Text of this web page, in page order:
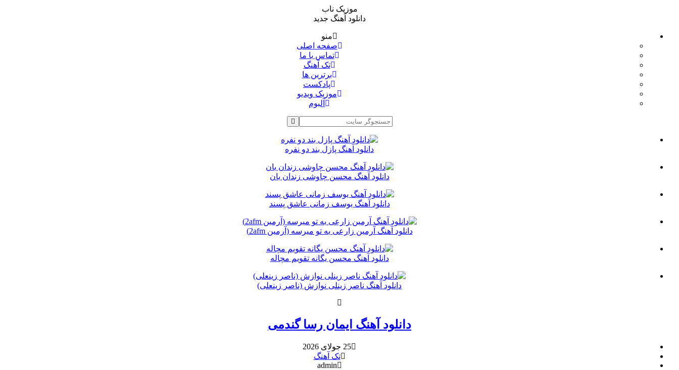
موزیک ناب
دانلود آهنگ جدید
منو
صفحه اصلی
تماس با ما
تک آهنگ
برترین ها
پادکست
موزیک ویدیو
آلبوم
دانلود آهنگ پازل بند دو نفره
دانلود آهنگ محسن چاوشی زندان بان
دانلود آهنگ یوسف زمانی عاشق پسند
دانلود آهنگ آرمین زارعی به تو میرسه (آرمین 2afm)
دانلود آهنگ محسن یگانه تقویم مچاله
دانلود آهنگ ناصر زینلی نوازش (ناصر زینعلی)
دانلود آهنگ ایمان رسا گندمی
25 جولای 2026
تک آهنگ
admin